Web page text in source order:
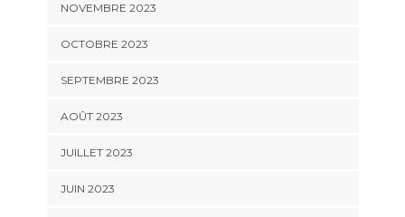
NOVEMBRE 2023
OCTOBRE 2023
SEPTEMBRE 2023
AOÛT 2023
JUILLET 2023
JUIN 2023